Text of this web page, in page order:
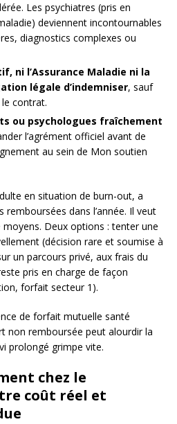
Les psychiatres (pris en
deviennent incontournables
diagnostics complexes ou
ni l’Assurance Maladie ni la
légale d’indemniser, sauf
contrat.
ou psychologues fraîchement
l’agrément officiel avant de
au sein de Mon soutien
en situation de burn-out, a
remboursées dans l’année. Il veut
Deux options : tenter une
(décision rare et soumise à
un parcours privé, aux frais du
pris en charge de façon
forfait secteur 1).
de forfait mutuelle santé
non remboursée peut alourdir la
prolongé grimpe vite.
chez le
coût réel et